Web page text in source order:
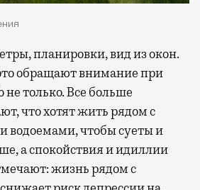
обращают внимание при
только. Все больше
что хотят жить рядом с
водоемами, чтобы суеты и
а спокойствия и идиллии
жизнь рядом с